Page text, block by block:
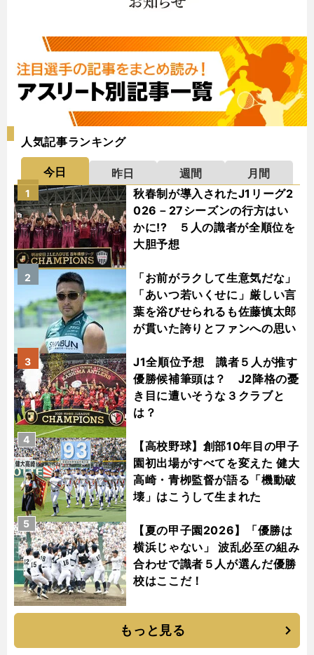
人気記事ランキング
今日 昨日 週間
月間
秋春制が導入されたJ1リーグ2
026－27シーズンの行方はい
かに!? ５人の識者が全順位を
大胆予想
1
「お前がラクして生意気だな」
「あいつ若いくせに」厳しい言
葉を浴びせられるも佐藤慎太郎
が貫いた誇りとファンへの思い
2
J1全順位予想 識者５人が推す
優勝候補筆頭は？ J2降格の憂
き目に遭いそうな３クラブと
は？
3
【高校野球】創部10年目の甲子
園初出場がすべてを変えた 健大
高崎・青栁監督が語る「機動破
壊」はこうして生まれた
4
【夏の甲子園2026】「優勝は
横浜じゃない」 波乱必至の組み
合わせで識者５人が選んだ優勝
校はここだ！
5
もっと見る